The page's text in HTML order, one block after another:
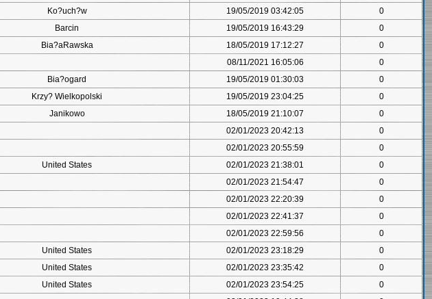
Ko?uch?w 19/05/2019 03:42:05
0
Barcin 19/05/2019 16:43:29
0
Bia?aRawska 18/05/2019 17:12:27
0
08/11/2021 16:05:06
0
Bia?ogard 19/05/2019 01:30:03
0
Krzy? Wielkopolski 19/05/2019 23:04:25
0
Janikowo 18/05/2019 21:10:07
0
02/01/2023 20:42:13
0
02/01/2023 20:55:59
0
United States 02/01/2023 21:38:01
0
02/01/2023 21:54:47
0
02/01/2023 22:20:39
0
02/01/2023 22:41:37
0
02/01/2023 22:59:56
0
United States 02/01/2023 23:18:29
0
United States 02/01/2023 23:35:42
0
United States 02/01/2023 23:54:25
0